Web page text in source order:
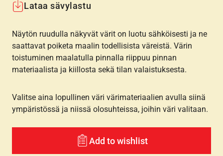
Lataa sävylastu
Näytön ruudulla näkyvät värit on luotu sähköisesti ja ne
saattavat poiketa maalin todellisista väreistä. Värin
toistuminen maalatulla pinnalla riippuu pinnan
materiaalista ja kiillosta sekä tilan valaistuksesta.
Valitse aina lopullinen väri värimateriaalien avulla siinä
ympäristössä ja niissä olosuhteissa, joihin väri valitaan.
Add to wishlist